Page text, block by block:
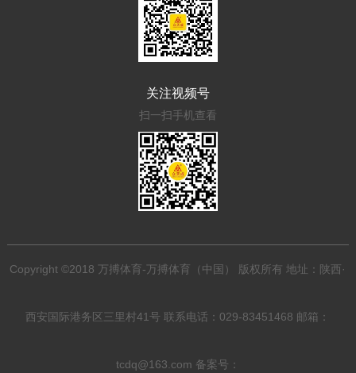
关注视频号
扫一扫手机查看
Copyright ©2018 万搏体育-万搏体育（中国） 版权所有 地址：陕西·
西安国际港务区三里村41号 联系电话：029-83451468 邮箱：
tcdq@163.com 备案号：